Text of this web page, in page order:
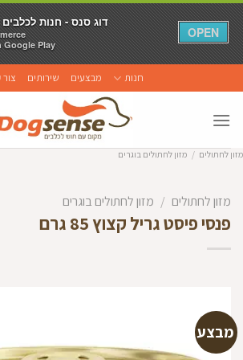
to
content
חנות מבצעים שירותים
מזון לחתולים / מזון לחתולים בוגרים
מזון לחתולים / מזון לחתולים בוגרים
פנסי פיסט גריל קצוץ 85 גרם
מבצע
דוג סנס - חנות לכלבים
Google Play
OPEN
דוג סנס - חנות לכלבים
Google Play
OPEN